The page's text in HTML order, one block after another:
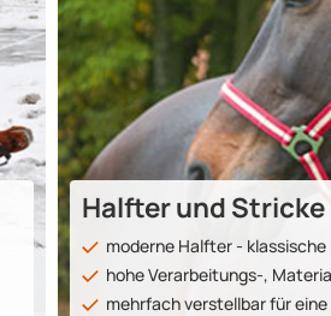
Halfter und Stricke
moderne Halfter - klas­si­sche
hohe Ver­ar­bei­tungs-,
mehrfach ver­stell­bar für